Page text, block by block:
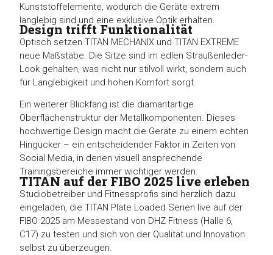
Kunststoffelemente, wodurch die Geräte extrem
langlebig sind und eine exklusive Optik erhalten.
Design trifft Funktionalität
Optisch setzen TITAN MECHANIX und TITAN EXTREME
neue Maßstäbe. Die Sitze sind im edlen Straußenleder-
Look gehalten, was nicht nur stilvoll wirkt, sondern auch
für Langlebigkeit und hohen Komfort sorgt.
Ein weiterer Blickfang ist die diamantartige
Oberflächenstruktur der Metallkomponenten. Dieses
hochwertige Design macht die Geräte zu einem echten
Hingucker – ein entscheidender Faktor in Zeiten von
Social Media, in denen visuell ansprechende
Trainingsbereiche immer wichtiger werden.
TITAN auf der FIBO 2025 live erleben
Studiobetreiber und Fitnessprofis sind herzlich dazu
eingeladen, die TITAN Plate Loaded Serien live auf der
FIBO 2025 am Messestand von DHZ Fitness (Halle 6,
C17) zu testen und sich von der Qualität und Innovation
selbst zu überzeugen.